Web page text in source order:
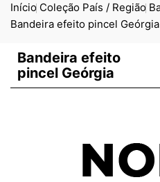
Início Coleção País / Região
Bandeira efeito pincel Geórgia
Bandeira efeito
pincel Geórgia